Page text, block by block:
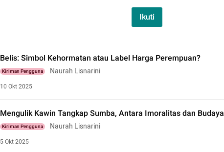
Ikuti
Belis: Simbol Kehormatan atau Label Harga Perempuan?
Kiriman Pengguna Naurah Lisnarini
10 Okt 2025
Mengulik Kawin Tangkap Sumba, Antara Imoralitas dan Budaya
Kiriman Pengguna Naurah Lisnarini
5 Okt 2025